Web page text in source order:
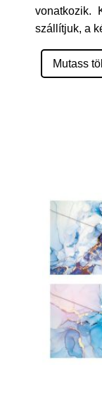
vonatkozik.
szállítjuk, a
Mutass